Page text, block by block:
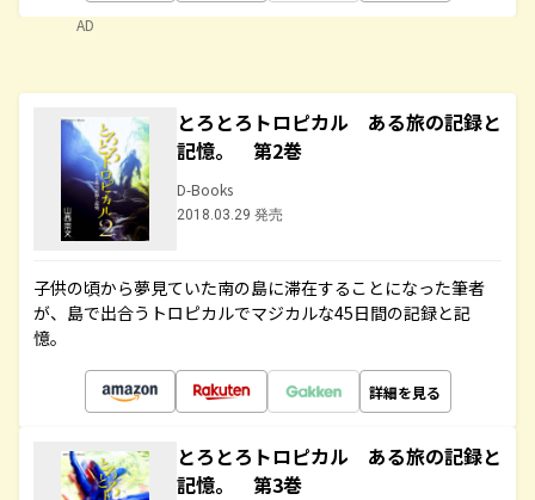
AD
とろとろトロピカル ある旅の記録と
記憶。 第2巻
D-Books
2018.03.29 発売
子供の頃から夢見ていた南の島に滞在することになった筆者
が、島で出合うトロピカルでマジカルな45日間の記録と記
憶。
詳細を見る
とろとろトロピカル ある旅の記録と
記憶。 第3巻